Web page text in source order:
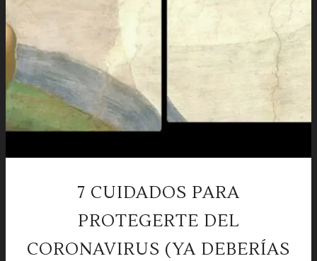
7 CUIDADOS PARA
PROTEGERTE DEL
CORONAVIRUS (YA DEBERÍAS